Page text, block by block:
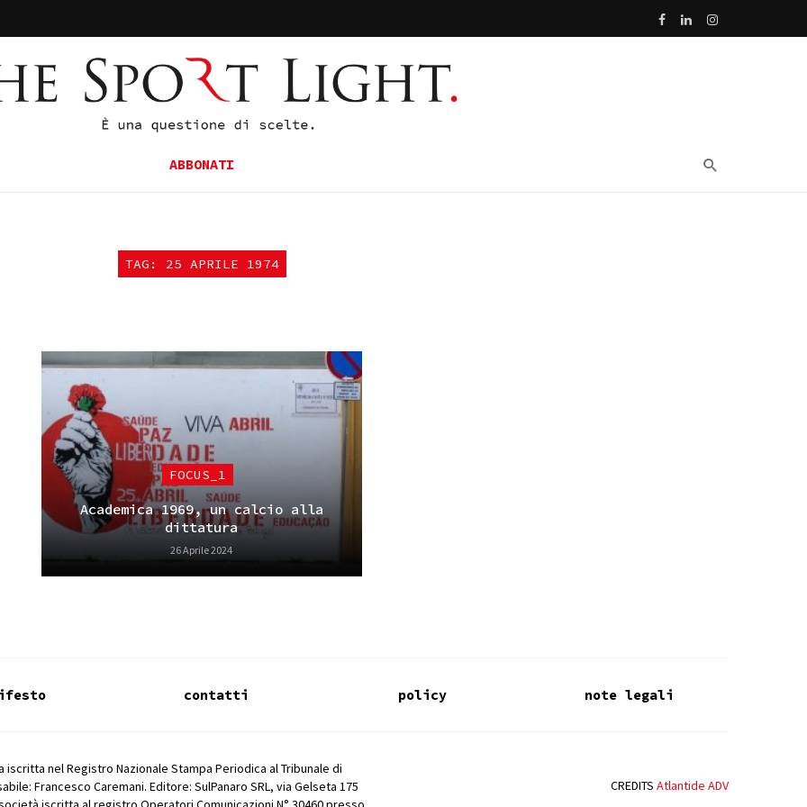
ABBONATI
TAG: 25 APRILE 1974
FOCUS_1
Academica 1969, un calcio alla
dittatura
26 Aprile 2024
contatti policy note legali
nel Registro Nazionale Stampa Periodica al Tribunale di
Francesco Caremani. Editore: SulPanaro SRL, via Gelseta 175
CREDITS Atlantide ADV